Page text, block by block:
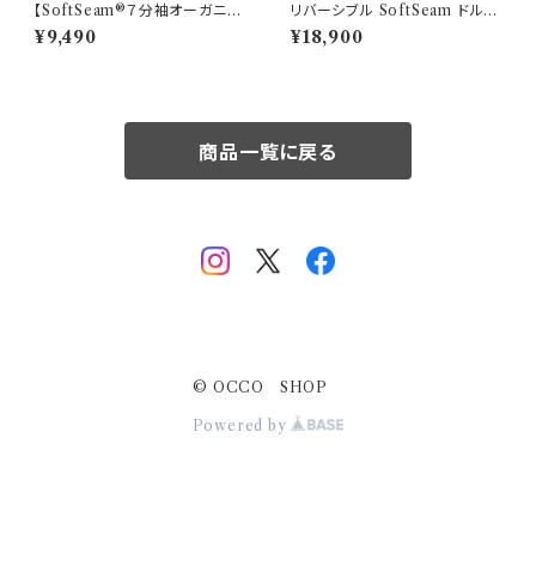
【SoftSeam®７分袖オーガニッ
クコットン】ベージュ
¥9,490
リバーシブル SoftSeam ドルマ
ンTシャツ ブラック デザイン
シーム
¥18,900
商品一覧に戻る
© OCCO SHOP
Powered by